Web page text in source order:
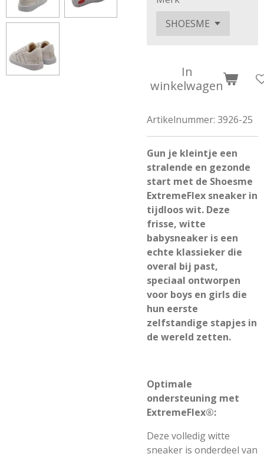
In
winkelwagen
Artikelnummer: 3926-25
Gun je kleintje een
stralende en gezonde
start met de Shoesme
ExtremeFlex sneaker in
tijdloos wit. Deze
frisse, witte
babysneaker is een
echte klassieker die
overal bij past,
speciaal ontworpen
voor boys en girls die
hun eerste
zelfstandige stapjes in
de wereld zetten.
Optimale
ondersteuning met
ExtremeFlex®:
Deze volledig witte
sneaker is onderdeel van